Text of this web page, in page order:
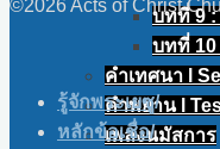
บทที่ 9 :
บทที่ 10
คำเทศนา l
คำพยาน l
เพลงนมัสการ
©2026 Acts of Christ
รู้จักพระเยซู/
หลักข้อเชื่อ/